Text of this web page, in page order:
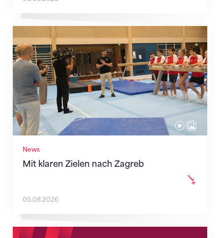
News
Mit klaren Zielen nach Zagreb
Mit klaren Zielen nach Zagreb
05.08.2026
Neue Empfangszeiten ab 1. August 2026